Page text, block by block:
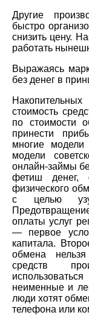
Другие
быстро
снизить цену.
работать
Выражаясь
без денег в
стоимость
по стоимости
принести
многие
модели
онлайн-займы
фетиш денег,
физического
с целью
оплаты услуг
— первое
капитала.
обмена
средств
неименные и
люди хотят
телефона или